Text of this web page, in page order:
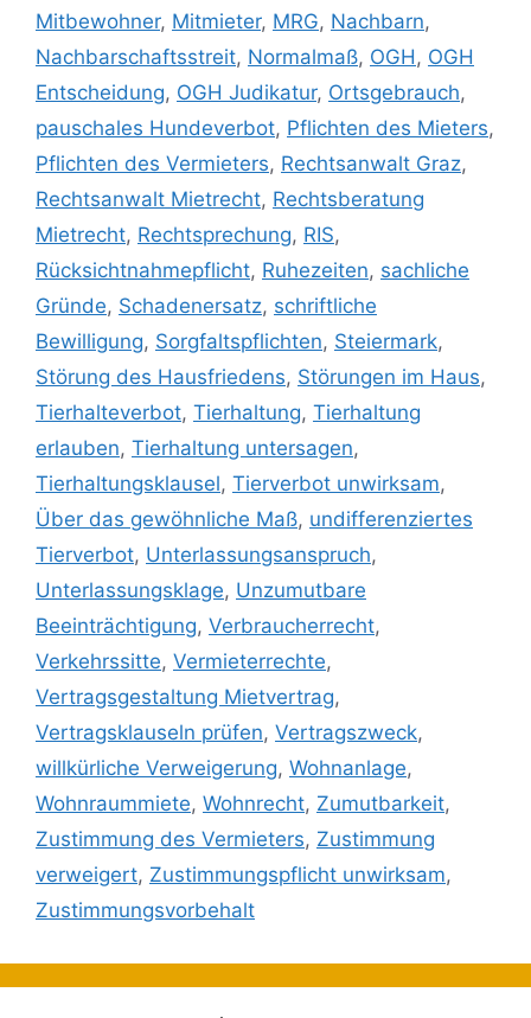
Mitbewohner, Mitmieter, MRG, Nachbarn,
Nachbarschaftsstreit, Normalmaß, OGH, OGH
Entscheidung, OGH Judikatur, Ortsgebrauch,
pauschales Hundeverbot, Pflichten des Mieters,
Pflichten des Vermieters, Rechtsanwalt Graz,
Rechtsanwalt Mietrecht, Rechtsberatung
Mietrecht, Rechtsprechung, RIS,
Rücksichtnahmepflicht, Ruhezeiten, sachliche
Gründe, Schadenersatz, schriftliche
Bewilligung, Sorgfaltspflichten, Steiermark,
Störung des Hausfriedens, Störungen im Haus,
Tierhalteverbot, Tierhaltung, Tierhaltung
erlauben, Tierhaltung untersagen,
Tierhaltungsklausel, Tierverbot unwirksam,
Über das gewöhnliche Maß, undifferenziertes
Tierverbot, Unterlassungsanspruch,
Unterlassungsklage, Unzumutbare
Beeinträchtigung, Verbraucherrecht,
Verkehrssitte, Vermieterrechte,
Vertragsgestaltung Mietvertrag,
Vertragsklauseln prüfen, Vertragszweck,
willkürliche Verweigerung, Wohnanlage,
Wohnraummiete, Wohnrecht, Zumutbarkeit,
Zustimmung des Vermieters, Zustimmung
verweigert, Zustimmungspflicht unwirksam,
Zustimmungsvorbehalt